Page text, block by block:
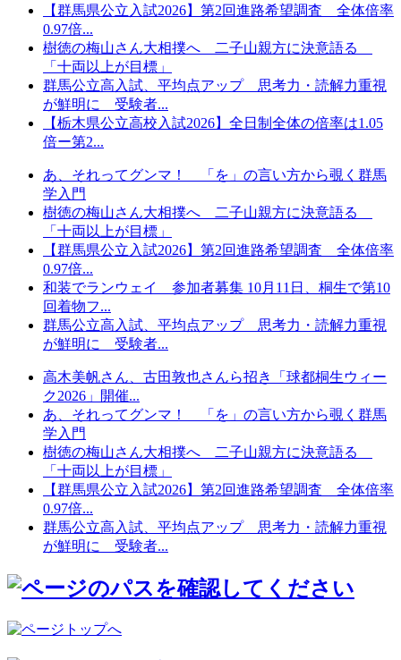
【群馬県公立入試2026】第2回進路希望調査 全体倍率
0.97倍...
樹徳の梅山さん大相撲へ 二子山親方に決意語る
「十両以上が目標」
群馬公立高入試、平均点アップ 思考力・読解力重視
が鮮明に 受験者...
【栃木県公立高校入試2026】全日制全体の倍率は1.05
倍ー第2...
あ、それってグンマ！ 「を」の言い方から覗く群馬
学入門
樹徳の梅山さん大相撲へ 二子山親方に決意語る
「十両以上が目標」
【群馬県公立入試2026】第2回進路希望調査 全体倍率
0.97倍...
和装でランウェイ 参加者募集 10月11日、桐生で第10
回着物フ...
群馬公立高入試、平均点アップ 思考力・読解力重視
が鮮明に 受験者...
高木美帆さん、古田敦也さんら招き「球都桐生ウィー
ク2026」開催...
あ、それってグンマ！ 「を」の言い方から覗く群馬
学入門
樹徳の梅山さん大相撲へ 二子山親方に決意語る
「十両以上が目標」
【群馬県公立入試2026】第2回進路希望調査 全体倍率
0.97倍...
群馬公立高入試、平均点アップ 思考力・読解力重視
が鮮明に 受験者...